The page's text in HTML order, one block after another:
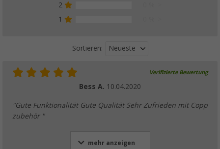
2
1
Sortieren: Neueste
Verifizierte Bewertung
Bess A. 10.04.2020
"Gute Funktionalität Gute Qualität Sehr Zufrieden mit Copp
zubehör "
mehr anzeigen